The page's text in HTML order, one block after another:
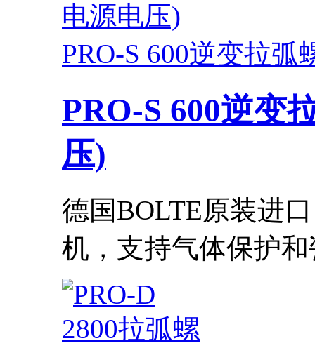
PRO-S 600逆变拉
PRO-S 600逆变
压)
德国BOLTE原装进
机，支持气体保护